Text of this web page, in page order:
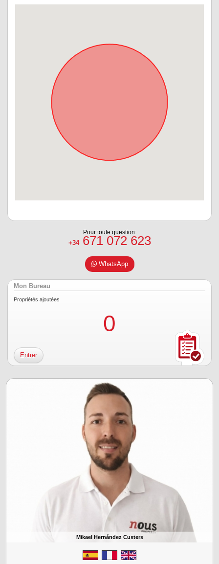
Pour toute question:
+34671 072 623
WhatsApp
Mon Bureau
Propriétés ajoutées
0
Entrer
Mikael Hernández Custers